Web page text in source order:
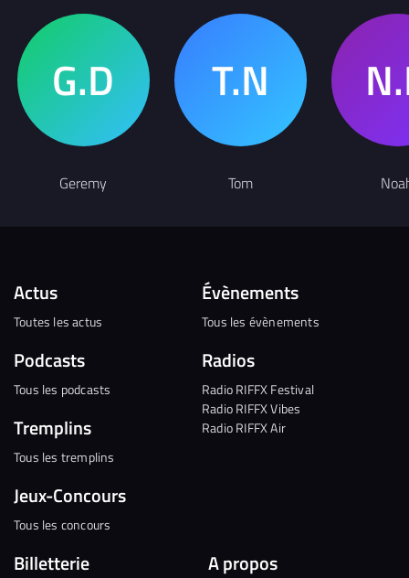
Geremy Tom
Actus
Toutes les actus
Podcasts
Tous les podcasts
Tremplins
Tous les tremplins
Jeux-Concours
Tous les concours
Évènements
Tous les évènements
Radios
Radio RIFFX Festival
Radio RIFFX Vibes
Radio RIFFX Air
Billetterie A propos